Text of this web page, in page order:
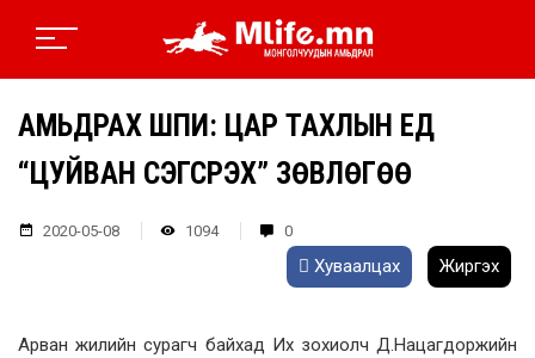
АМЬДРАХ ШПИ: ЦАР ТАХЛЫН ҮЕД
“ЦУЙВАН СЭГСРЭХ” ЗӨВЛӨГӨӨ
2020-05-08 1094 0
Хуваалцах Жиргэх
Арван жилийн сурагч байхад Их зохиолч Д.Нацагдоржийн